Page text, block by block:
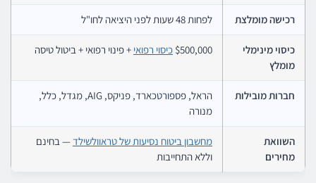
רכישה מומלצת לפחות 48 שעות לפני היציאה לחו"ל
כיסוי מינימלי
מומלץ
$500,000 כיסוי רפואי + פינוי רפואי + ביטול טיסה
חברות מובילות
הראל, פספורטכארד, פניקס, AIG, מגדל, כלל,
מנורה
השוואת
מחירים
מחשבון ביטוח נסיעות של טראוולשילד— בחינם
וללא התחייבות